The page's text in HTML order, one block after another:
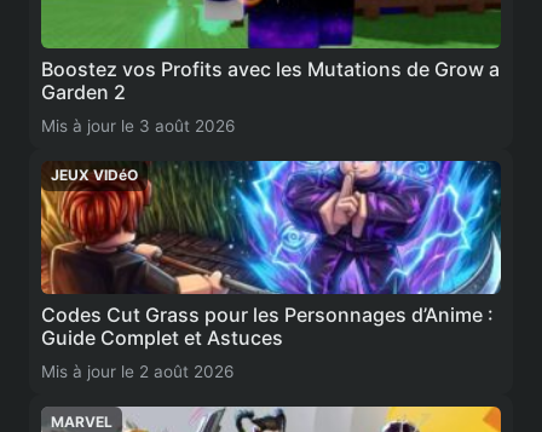
Boostez vos Profits avec les Mutations de Grow a
Garden 2
Mis à jour le 3 août 2026
JEUX VIDéO
Codes Cut Grass pour les Personnages d’Anime :
Guide Complet et Astuces
Mis à jour le 2 août 2026
MARVEL